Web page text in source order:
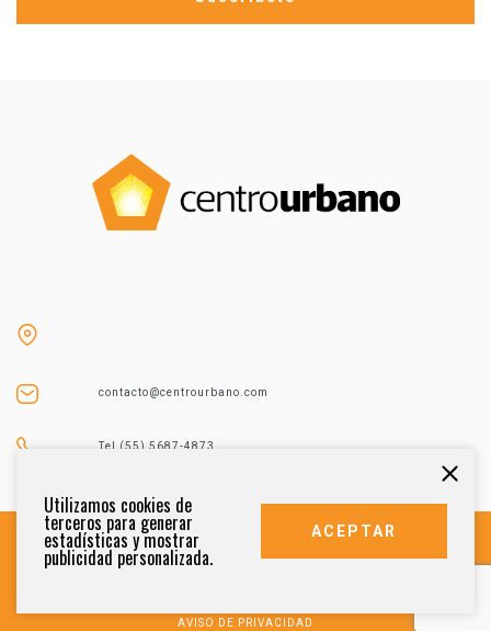
contacto@centrourbano.com
Tel (55) 5687-4873
AVISO DE PRIVACIDAD
Utilizamos cookies de
terceros para generar
estadísticas y mostrar
publicidad personalizada.
ACEPTAR